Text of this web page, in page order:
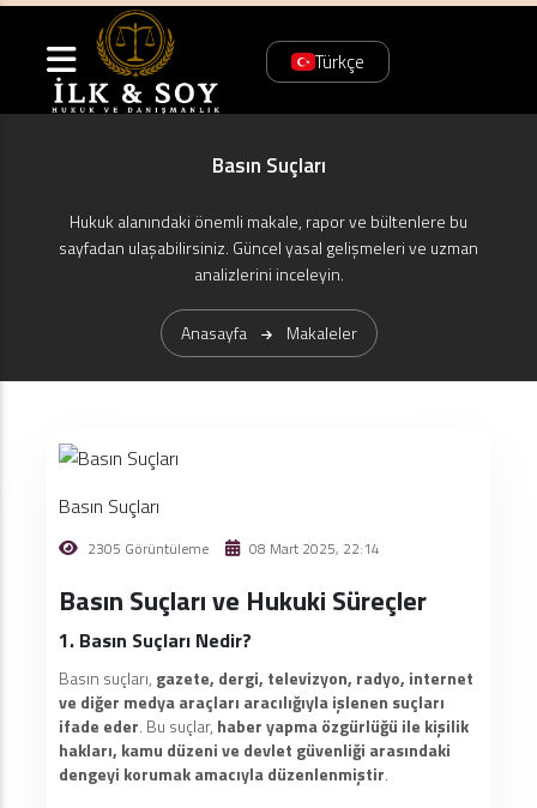
Türkçe
Basın Suçları
Hukuk alanındaki önemli makale, rapor ve bültenlere bu
sayfadan ulaşabilirsiniz. Güncel yasal gelişmeleri ve uzman
analizlerini inceleyin.
Anasayfa Makaleler
Basın Suçları
2305 Görüntüleme 08 Mart 2025, 22:14
Basın Suçları ve Hukuki Süreçler
1. Basın Suçları Nedir?
Basın suçları, gazete, dergi, televizyon, radyo, internet
ve diğer medya araçları aracılığıyla işlenen suçları
ifade eder. Bu suçlar, haber yapma özgürlüğü ile kişilik
hakları, kamu düzeni ve devlet güvenliği arasındaki
dengeyi korumak amacıyla düzenlenmiştir.